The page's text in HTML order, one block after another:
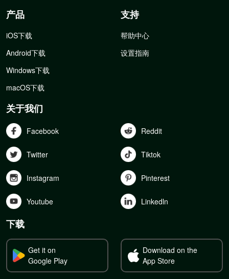
产品
iOS下载
Android下载
Windows下载
macOS下载
支持
帮助中心
设置指南
关于我们
Facebook Reddit
Twitter Tiktok
Instagram Pinterest
Youtube Linkedln
下载
Get it on
Google Play
Download on the
App Store